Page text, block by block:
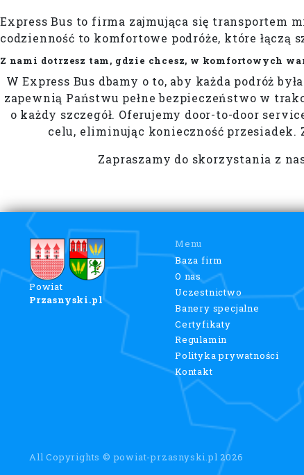
Express Bus to firma zajmująca się transportem
codzienność to komfortowe podróże, które
Z nami dotrzesz tam, gdzie chcesz, w komfortowych
W Express Bus dbamy o to, aby każda podróż
zapewnią Państwu pełne bezpieczeństwo w
o każdy szczegół. Oferujemy door-to-door
celu, eliminując konieczność przesiadek.
Zapraszamy do skorzystania z
Powiat
Przasnyski.pl
Menu
Baza firm
O nas
Uczestnictwo
Banery specjalne
Certyfikaty
Regulamin
Polityka prywatności
Kontakt
All Copyrights © powiat-przasnyski.pl 2026